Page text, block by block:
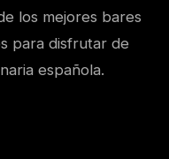
los mejores bares
para disfrutar de
española.